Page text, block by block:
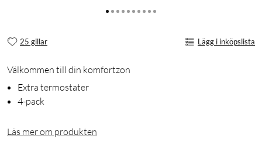
25 gillar Lägg i inköpslista
Välkommen till din komfortzon
Extra termostater
4-pack
Läs mer om produkten